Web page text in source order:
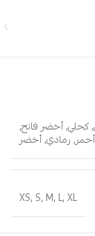
,كحلي,أخضر فاتح,
أحمر, رمادي,أخضر
XS, S, M, L, XL